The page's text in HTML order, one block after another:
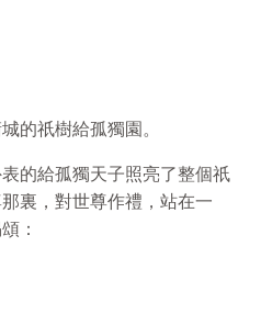
祇樹給孤獨園。
給孤獨天子照亮了整個祇
裏，對世尊作禮，站在一
：